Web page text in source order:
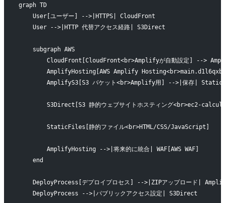
graph TD
    User[ユーザー] -->|HTTPS| CloudFront
    User -->|HTTP 代替アクセス経路| S3Direct
    subgraph AWS
CloudFront[CloudFront<br>Amplifyが自動設定] -->
AmplifyHosting[AWS Amplify
AmplifyS3[S3 バケット<br>Amplify用] -->|保存|
S3Direct[S3 静的ウェブサイトホスティング<br>ec2-
        StaticFiles[静的ファイル<br>HTML/CSS/JavaScript]
        AmplifyHosting -->|将来的に統合| WAF[AWS WAF]
    end
DeployProcess[デプロイプロセス] -->|ZIPアップロード|
    DeployProcess -->|パブリックアクセス設定| S3Direct